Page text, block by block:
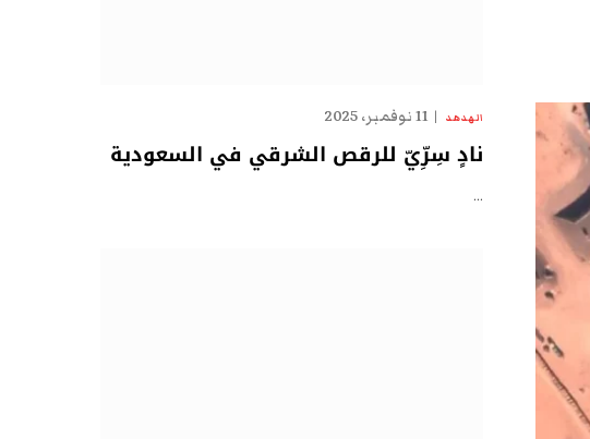
الهدهد 11 نوفمبر، 2025
نادٍ سِرِّيّ للرقص الشرقي في السعودية
…